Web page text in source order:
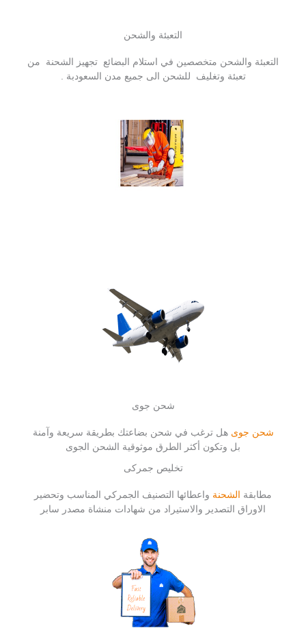
التعبئة والشحن
التعبئة والشحن متخصصين في استلام البضائع تجهيز الشحنة من
تعبئة وتغليف للشحن الى جميع مدن السعودبة .
شحن جوى
شحن جوى هل ترغب في شحن بضاعتك بطريقة سريعة وآمنة
بل وتكون أكثر الطرق موثوقية الشحن الجوى
تخليص جمركى
مطابقة الشحنة واعطائها التصنيف الجمركي المناسب وتحضير
الاوراق التصدير والاستيراد من شهادات منشاة مصدر سابر